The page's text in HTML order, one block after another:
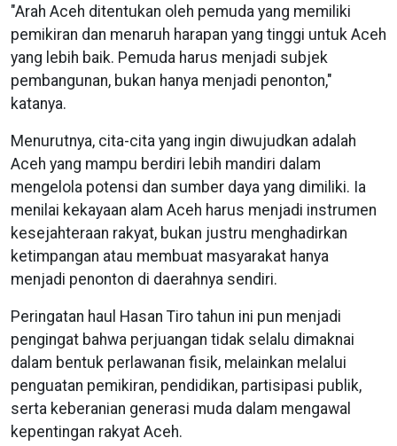
"Arah Aceh ditentukan oleh pemuda yang memiliki
pemikiran dan menaruh harapan yang tinggi untuk Aceh
yang lebih baik. Pemuda harus menjadi subjek
pembangunan, bukan hanya menjadi penonton,"
katanya.
Menurutnya, cita-cita yang ingin diwujudkan adalah
Aceh yang mampu berdiri lebih mandiri dalam
mengelola potensi dan sumber daya yang dimiliki. Ia
menilai kekayaan alam Aceh harus menjadi instrumen
kesejahteraan rakyat, bukan justru menghadirkan
ketimpangan atau membuat masyarakat hanya
menjadi penonton di daerahnya sendiri.
Peringatan haul Hasan Tiro tahun ini pun menjadi
pengingat bahwa perjuangan tidak selalu dimaknai
dalam bentuk perlawanan fisik, melainkan melalui
penguatan pemikiran, pendidikan, partisipasi publik,
serta keberanian generasi muda dalam mengawal
kepentingan rakyat Aceh.